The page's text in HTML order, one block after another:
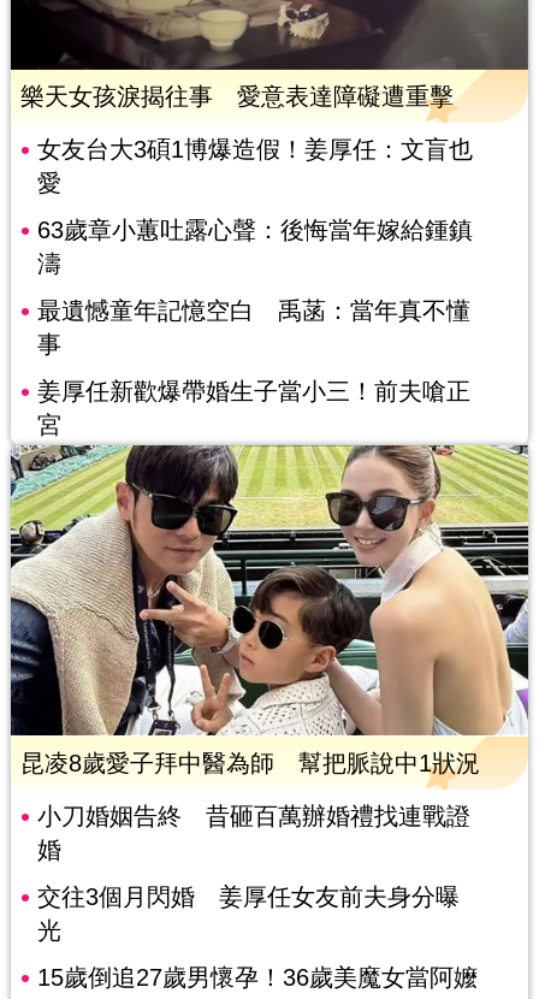
樂天女孩淚揭往事 愛意表達障礙遭重擊
女友台大3碩1博爆造假！姜厚任：文盲也
愛
63歲章小蕙吐露心聲：後悔當年嫁給鍾鎮
濤
最遺憾童年記憶空白 禹菡：當年真不懂
事
姜厚任新歡爆帶婚生子當小三！前夫嗆正
宮
昆凌8歲愛子拜中醫為師 幫把脈說中1狀況
小刀婚姻告終 昔砸百萬辦婚禮找連戰證
婚
交往3個月閃婚 姜厚任女友前夫身分曝
光
15歲倒追27歲男懷孕！36歲美魔女當阿嬤